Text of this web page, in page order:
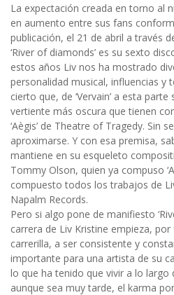
La expectación creada en torno al
en aumento entre sus fans
publicación, el 21 de abril a través
‘River of diamonds’ es su sexto
estos años Liv nos ha mostrado
personalidad musical, influencias y
cierto que, de ‘Vervain’ a esta
vertiente más oscura que tienen
‘Aègis’ de Theatre of Tragedy. Sin
aproximarse. Y con esa premisa,
mantiene en su esqueleto
Tommy Olson, quien ya compuso
compuesto todos los trabajos de
Napalm Records.
Pero si algo pone de manifiesto
carrera de Liv Kristine empieza,
carrerilla, a ser consistente y
importante para una artista de su
lo que ha tenido que vivir a lo largo
aunque sea muy tarde, el karma